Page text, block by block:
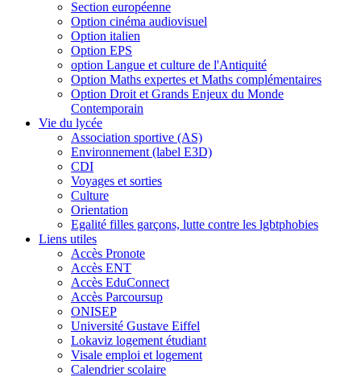
Section européenne
Option cinéma audiovisuel
Option italien
Option EPS
option Langue et culture de l'Antiquité
Option Maths expertes et Maths complémentaires
Option Droit et Grands Enjeux du Monde
Contemporain
Vie du lycée
Association sportive (AS)
Environnement (label E3D)
CDI
Voyages et sorties
Culture
Orientation
Egalité filles garçons, lutte contre les lgbtphobies
Liens utiles
Accès Pronote
Accès ENT
Accès EduConnect
Accès Parcoursup
ONISEP
Université Gustave Eiffel
Lokaviz logement étudiant
Visale emploi et logement
Calendrier scolaire